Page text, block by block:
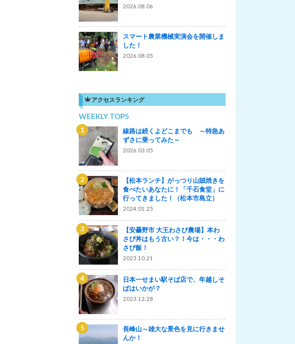
2026.08.06
スマート農業機械実演会を開催しま
した！
2026.08.05
アクセスランキング
WEEKLY TOP5
線路は続くよどこまでも ～特急あ
ずさに乗ってみた～
2026.03.05
【松本ランチ】がっつり山賊焼きを
食べたいあなたに！「千石食堂」に
行ってきました！（松本市島立）
2024.01.25
【安曇野市 大王わさび農場】本わ
さび丼はもう古い？！今は・・・わ
さび飯！
2023.10.21
日本一せまい駅そば店で、年越しそ
ばはいかが？
2023.12.28
長峰山～雄大な景色を見に行きませ
んか！